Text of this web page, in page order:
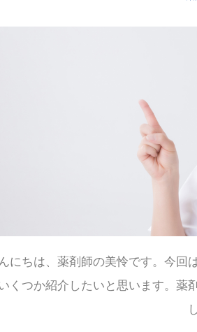
にちは、薬剤師の美怜です。今回
くつか紹介したいと思います。薬